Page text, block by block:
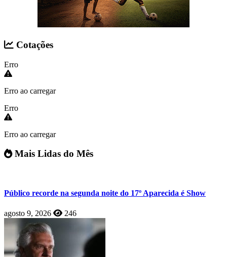
Cotações
Erro
Erro ao carregar
Erro
Erro ao carregar
Mais Lidas do Mês
Público recorde na segunda noite do 17º Aparecida é Show
agosto 9, 2026 246